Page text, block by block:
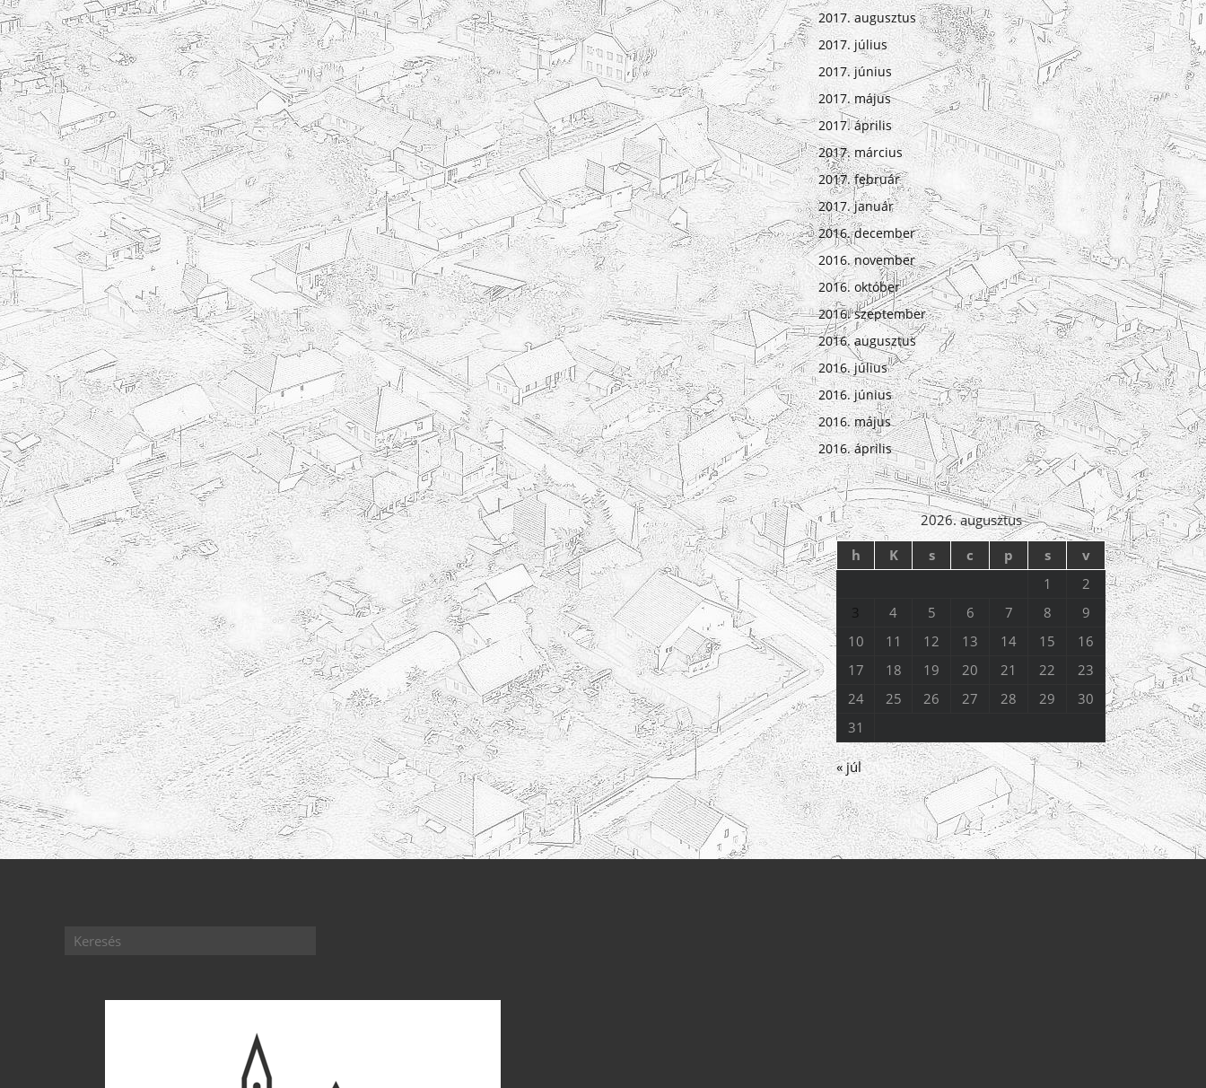
2017. augusztus
2017. július
2017. június
2017. május
2017. április
2017. március
2017. február
2017. január
2016. december
2016. november
2016. október
2016. szeptember
2016. augusztus
2016. július
2016. június
2016. május
2016. április
2026. augusztus
h
K s c p s
v
1
2
3
4 5 6 7 8
9
10
11 12 13 14 15
16
17
18 19 20 21 22
23
24
25 26 27 28 29
30
31
« júl